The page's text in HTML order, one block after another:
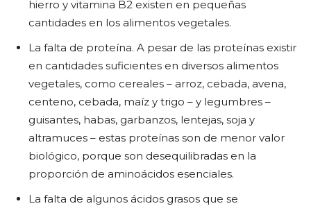
hierro y vitamina B2 existen en pequeñas
cantidades en los alimentos vegetales.
La falta de proteína. A pesar de las proteínas existir
en cantidades suficientes en diversos alimentos
vegetales, como cereales – arroz, cebada, avena,
centeno, cebada, maíz y trigo – y legumbres –
guisantes, habas, garbanzos, lentejas, soja y
altramuces – estas proteínas son de menor valor
biológico, porque son desequilibradas en la
proporción de aminoácidos esenciales.
La falta de algunos ácidos grasos que se